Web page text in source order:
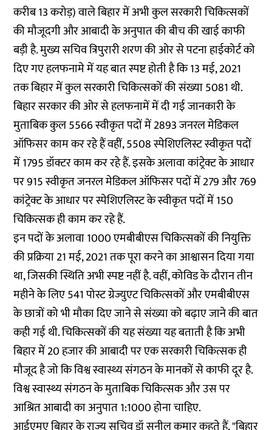
करीब 13 करोड़) वाले बिहार में अभी कुल सरकारी चिकित्सकों
की मौजूदगी और आबादी के अनुपात की बीच की खाई काफी
बड़ी है. मुख्य सचिव त्रिपुरारी शरण की ओर से पटना हाईकोर्ट को
दिए गए हलफनामे में यह बात स्पष्ट होती है कि 13 मई, 2021
तक बिहार में कुल सरकारी चिकित्सकों की संख्या 5081 थी.
बिहार सरकार की ओर से हलफनामें में दी गई जानकारी के
मुताबिक कुल 5566 स्वीकृत पदों में 2893 जनरल मेडिकल
ऑफिसर काम कर रहे हैं वहीं, 5508 स्पेशिएलिस्ट स्वीकृत पदों
में 1795 डॉक्टर काम कर रहे हैं. इसके अलावा कांट्रेक्ट के आधार
पर 915 स्वीकृत जनरल मेडिकल ऑफिसर पदों में 279 और 769
कांट्रेक्ट के आधार पर स्पेशिएलिस्ट के स्वीकृत पदों में 150
चिकित्सक ही काम कर रहे हैं.
इन पदों के अलावा 1000 एमबीबीएस चिकित्सकों की नियुक्ति
की प्रक्रिया 21 मई, 2021 तक पूरा करने का आश्वासन दिया गया
था, जिसकी स्थिति अभी स्पष्ट नहीं है. वहीं, कोविड के दौरान तीन
महीने के लिए 541 पोस्ट ग्रेज्युएट चिकित्सकों और एमबीबीएस
के छात्रों को भी मौका दिए जाने से संख्या को बढ़ाए जाने की बात
कही गई थी. चिकित्सकों की यह संख्या यह बताती है कि अभी
बिहार में 20 हजार की आबादी पर एक सरकारी चिकित्सक ही
मौजूद है जो कि विश्व स्वास्थ्य संगठन के मानकों से काफी दूर है.
विश्व स्वास्थ्य संगठन के मुताबिक चिकित्सक और उस पर
आश्रित आबादी का अनुपात 1:1000 होना चाहिए.